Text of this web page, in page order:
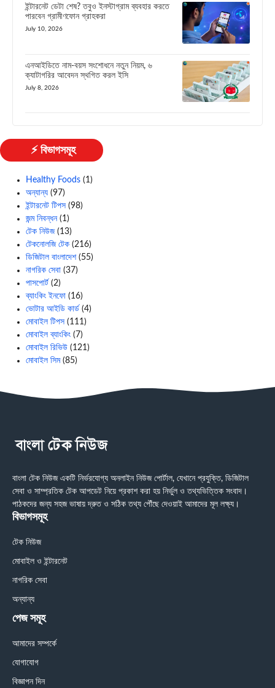
ইন্টারনেট ডেটা শেষ? তবুও ইনস্টাগ্রাম ব্যবহার করতে
পারবেন গ্রামীণফোন গ্রাহকরা
July 10, 2026
এনআইডিতে নাম-বয়স সংশোধনে নতুন নিয়ম, ৬
ক্যাটাগরির আবেদন স্থগিত করল ইসি
July 8, 2026
⚡ বিভাগসমূহ
Healthy Foods (1)
অন্যান্য (97)
ইন্টারনেট টিপস (98)
জন্ম নিবন্ধন(1)
টেক নিউজ(13)
টেকনোলজি টেক (216)
ডিজিটাল বাংলাদেশ(55)
নাগরিক সেবা (37)
পাসপোর্ট (2)
ব্যাংকিং ইনফো (16)
ভোটার আইডি কার্ড (4)
মোবাইল টিপস (111)
মোবাইল ব্যাংকিং (7)
মোবাইল রিভিউ (121)
মোবাইল সিম(85)
বাংলা টেক নিউজ একটি নির্ভরযোগ্য অনলাইন নিউজ পোর্টাল, যেখানে প্রযুক্তি, ডিজিটাল
সেবা ও সাম্প্রতিক টেক আপডেট নিয়ে প্রকাশ করা হয় নির্ভুল ও তথ্যভিত্তিক সংবাদ।
পাঠকদের জন্য সহজ ভাষায় দ্রুত ও সঠিক তথ্য পৌঁছে দেওয়াই আমাদের মূল লক্ষ্য।
বিভাগসমূহ
টেক নিউজ
মোবাইল ও ইন্টারনেট
নাগরিক সেবা
অন্যান্য
পেজ সমূহ
আমাদের সম্পর্কে
যোগাযোগ
বিজ্ঞাপন দিন